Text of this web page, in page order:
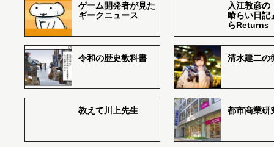
ゲーム開発者が見た
ギークニュース
入江敦彦の
喰らい日記
らReturns
令和の歴史教科書 清水建二の
教えて川上先生 都市商業研